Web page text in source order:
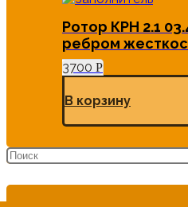
Ротор КРН 2.1
ребром
3700 Р
В корзину